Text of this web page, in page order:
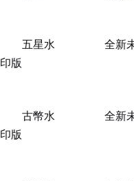
五星水
印版
全新
古幣水
印版
全新